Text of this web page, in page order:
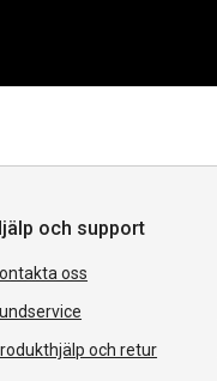
och support
oss
och retur